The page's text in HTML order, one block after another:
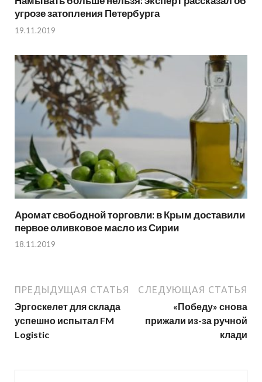
угрозе затопления Петербурга
19.11.2019
Аромат свободной торговли: в Крым доставили
первое оливковое масло из Сирии
18.11.2019
ПРЕДЫДУЩАЯ СТАТЬЯ
Эргоскелет для склада
успешно испытал FM
Logistic
СЛЕДУЮЩАЯ СТАТЬЯ
«Победу» снова
прижали из-за ручной
клади